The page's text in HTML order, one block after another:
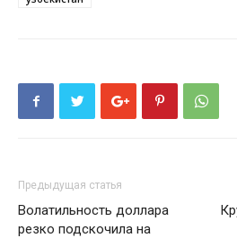
Предыдущая статья
Волатильность доллара
резко подскочила на